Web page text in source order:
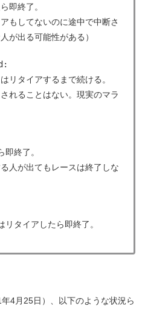
即終了。
もしてないのに途中で中断さ
が出る可能性がある）
リタイアするまで続ける。
れることはない。現実のマラ
終了。
人が出てもレースは終了しな
タイアしたら即終了。
4月25日）、以下のような状況ら